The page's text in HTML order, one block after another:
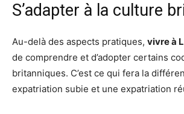
S’adapter à la culture
Au-delà des aspects pratiques, vivre à
de comprendre et d’adopter certains
britanniques. C’est ce qui fera la
expatriation subie et une expatriation